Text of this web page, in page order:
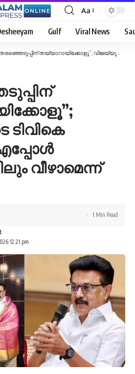
Font
Resizer
Aa
Gulf Viral News
തയ്യാറായിക്കോളൂ”; വിജയ്‌യുടെ ടിവികെ സര്‍ക്കാര്‍ എപ്പോള്‍ വേണമെങ്കിലും വീഴാമെന്ന് സ്റ്റാലിന്‍
വീഴാമെന്ന്
12:21 pm
1 Min Read